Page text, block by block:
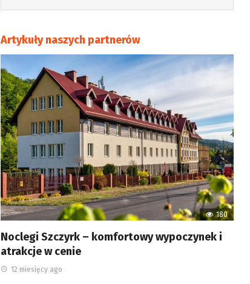
Artykuły naszych partnerów
180
Noclegi Szczyrk – komfortowy wypoczynek i
atrakcje w cenie
12 miesięcy ago